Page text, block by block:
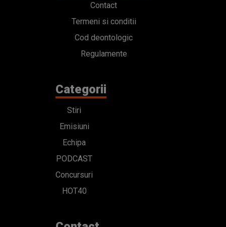
Contact
Termeni si conditii
Cod deontologic
Regulamente
Categorii
Stiri
Emisiuni
Echipa
PODCAST
Concursuri
HOT40